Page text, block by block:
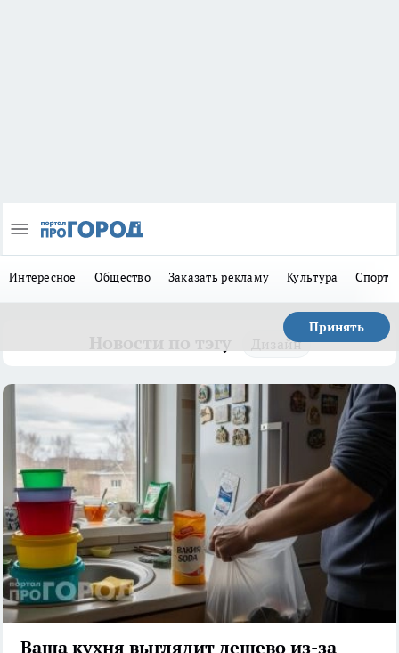
Интересное Общество Заказать рекламу Культура Спорт
Принять
Дизайн
Ваша кухня выглядит дешево из-за